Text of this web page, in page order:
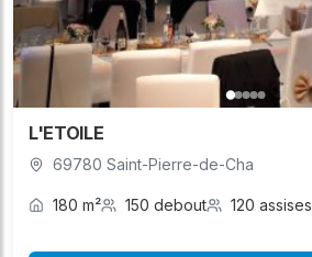
L'ETOILE
69780 Saint-Pierre-de-Cha
180 m² 150 debout 120 assises